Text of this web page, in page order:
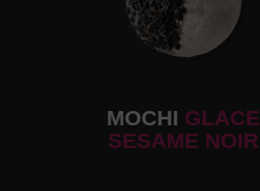
MOCHI GLACE
SESAME NOIR